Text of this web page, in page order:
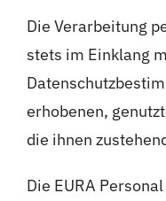
Die Verarbeitung
stets im Einklang
erhobenen,
die ihnen
Die EURA